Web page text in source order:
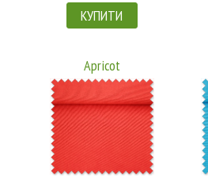
КУПИТИ
Apricot